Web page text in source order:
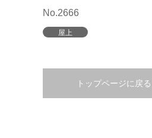
No.2666
屋上
トップページに戻る